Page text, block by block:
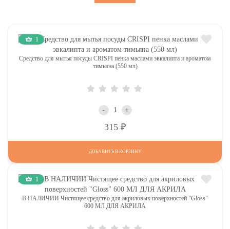
1
Средство для мытья посуды CRISPI пенка маслами эвкалипта и ароматом
тимьяна (550 мл)
- +
315
ДОБАВИТЬ В КОРЗИНУ
1
В НАЛИЧИИ Чистящее средство для акриловых поверхностей "Gloss"
600 МЛ ДЛЯ АКРИЛА